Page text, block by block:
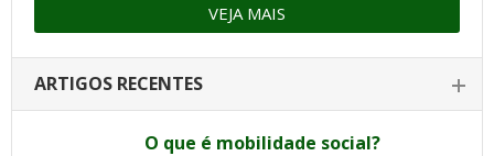
VEJA MAIS
ARTIGOS RECENTES
O que é mobilidade social?